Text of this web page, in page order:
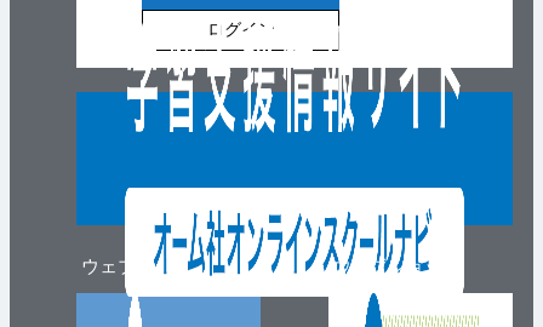
ウェブマガジン
ログイン
ウェブショップ